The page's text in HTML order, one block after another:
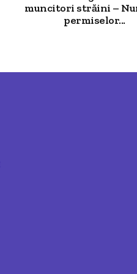
muncitori străini –
permiselor...